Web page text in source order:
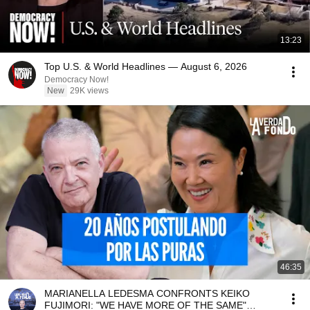
13:23
Top U.S. & World Headlines — August 6, 2026
Democracy Now!
New 29K views
46:35
MARIANELLA LEDESMA CONFRONTS KEIKO
FUJIMORI: "WE HAVE MORE OF THE SAME"